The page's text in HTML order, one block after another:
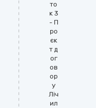
то
к 3
- П
ро
єк
т д
ог
ов
ор
у
Ліч
ил